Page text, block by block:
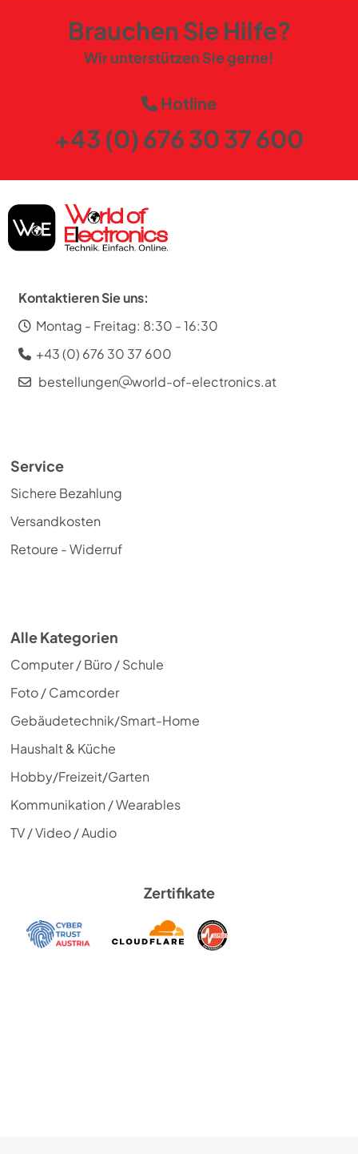
Brauchen Sie Hilfe?
Wir unterstützen Sie gerne!
Hotline
+43 (0) 676 30 37 600
Kontaktieren Sie uns:
Montag - Freitag: 8:30 - 16:30
+43 (0) 676 30 37 600
bestellungen
world-of-electronics.at
Service
Sichere Bezahlung
Versandkosten
Retoure - Widerruf
Alle Kategorien
Computer / Büro / Schule
Foto / Camcorder
Gebäudetechnik/Smart-Home
Haushalt & Küche
Hobby/Freizeit/Garten
Kommunikation / Wearables
TV / Video / Audio
Zertifikate